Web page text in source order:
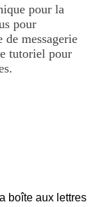
pour la
pour
messagerie
tutoriel pour
boîte aux lettres